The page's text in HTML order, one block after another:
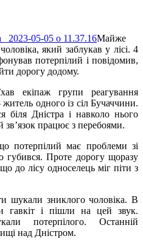
Майже
який заблукав у лісі. 4
потерпілий і повідомив,
дорогу додому.
екіпаж групи реагування
одного із сіл Бучаччини.
біля Дністра і навколо нього
зв’язок працює з перебоями.
потерпілий має проблеми зі
губився. Проте дорогу щоразу
до лісу односелець міг піти з
шукали зниклого чоловіка. В
гавкіт і пішли на цей звук.
потерпілого. Останній
над Дністром.